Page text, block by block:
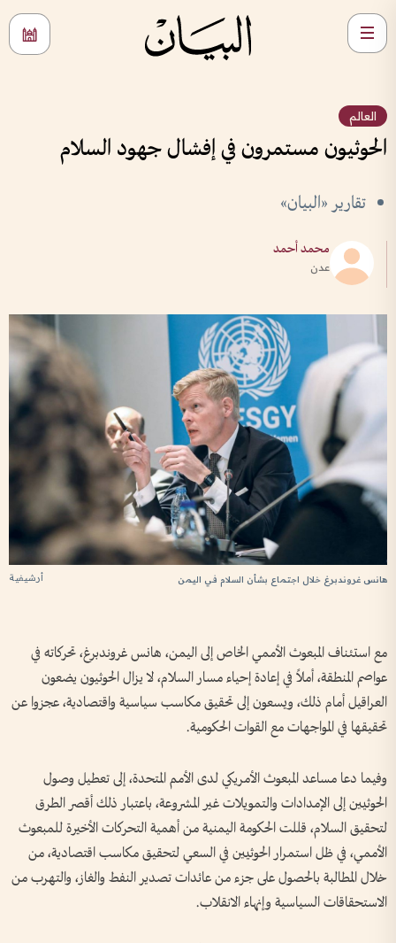
العالم
الحوثيون مستمرون في إفشال جهود السلام
تقارير «البيان»
محمد أحمد
عدن
أرشيفية هانس غروندبرغ خلال اجتماع بشأن السلام في اليمن
مع استئناف المبعوث الأممي الخاص إلى اليمن، هانس غروندبرغ، تحركاته في
عواصم المنطقة، أملاً في إعادة إحياء مسار السلام، لا يزال الحوثيون يضعون
العراقيل أمام ذلك، ويسعون إلى تحقيق مكاسب سياسية واقتصادية، عجزوا عن
تحقيقها في المواجهات مع القوات الحكومية.
وفيما دعا مساعد المبعوث الأمريكي لدى الأمم المتحدة، إلى تعطيل وصول
الحوثيين إلى الإمدادات والتمويلات غير المشروعة، باعتبار ذلك أقصر الطرق
لتحقيق السلام، قللت الحكومة اليمنية من أهمية التحركات الأخيرة للمبعوث
الأممي، في ظل استمرار الحوثيين في السعي لتحقيق مكاسب اقتصادية، من
خلال المطالبة بالحصول على جزء من عائدات تصدير النفط والغاز، والتهرب من
الاستحقاقات السياسية وإنهاء الانقلاب.